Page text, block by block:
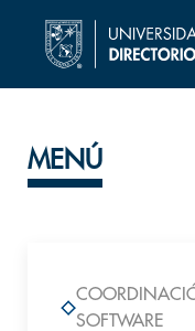
MENÚ
SOFTWARE